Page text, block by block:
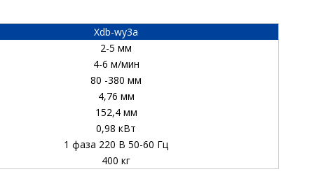
Xdb-wy3a
2-5 мм
4-6 м/мин
80 -380 мм
4,76 мм
152,4 мм
0,98 кВт
1 фаза 220 В 50-60 Гц
400 кг